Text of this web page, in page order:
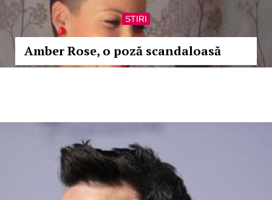
STIRI
Amber Rose, o poză scandaloasă